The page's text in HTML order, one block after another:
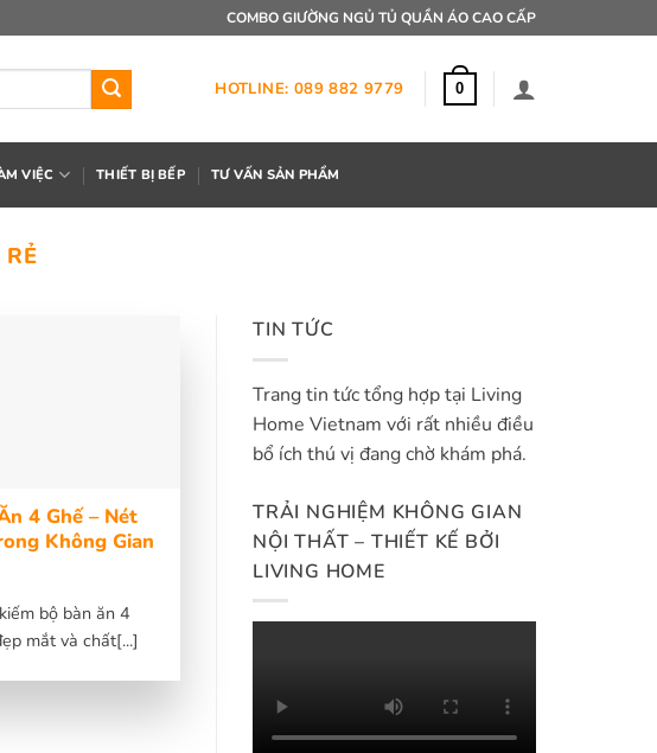
COMBO GIƯỜNG NGỦ TỦ QUẦN ÁO CAO CẤP
HOTLINE: 089 882 9779 0
VIỆC THIẾT BỊ BẾP TƯ VẤN SẢN PHẨM
4 Ghế – Nét
Không Gian
bộ bàn ăn 4
mắt và chất[...]
TIN TỨC
Trang tin tức tổng hợp tại Living
Home Vietnam với rất nhiều điều
bổ ích thú vị đang chờ khám phá.
TRẢI NGHIỆM KHÔNG GIAN
NỘI THẤT – THIẾT KẾ BỞI
LIVING HOME